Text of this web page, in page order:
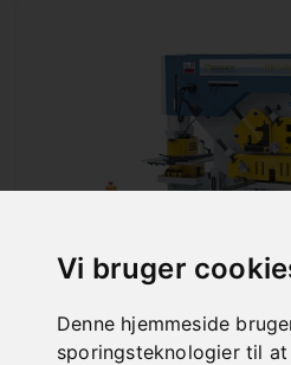
Vi bruger
Denne hjemmeside
sporingsteknologier til